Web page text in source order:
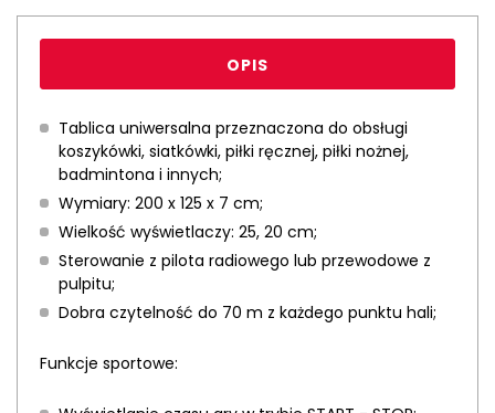
OPIS
Tablica uniwersalna przeznaczona do obsługi
koszykówki, siatkówki, piłki ręcznej, piłki nożnej,
badmintona i innych;
Wymiary: 200 x 125 x 7 cm;
Wielkość wyświetlaczy: 25, 20 cm;
Sterowanie z pilota radiowego lub przewodowe z
pulpitu;
Dobra czytelność do 70 m z każdego punktu hali;
Funkcje sportowe: